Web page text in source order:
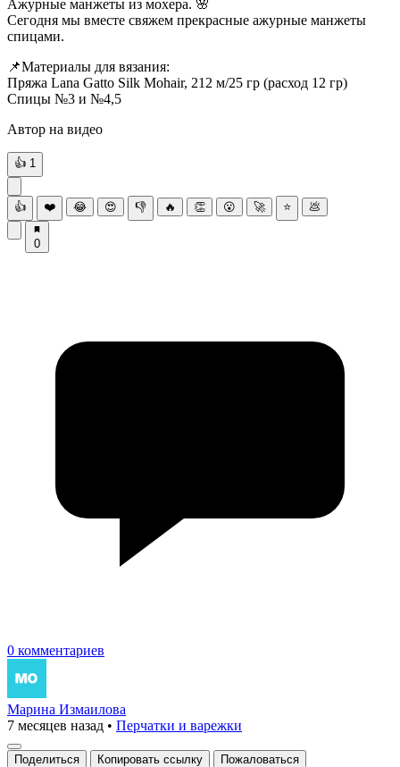
Ажурные манжеты из мохера. 🌸
Сегодня мы вместе свяжем прекрасные ажурные манжеты
спицами.
📌Материалы для вязания:
Пряжа Lana Gatto Silk Mohair, 212 м/25 гр (расход 12 гр)
Спицы №3 и №4,5
Автор на видео
👍 1
👍 ❤️ 😂 😍 👎 🔥 👏 😮 🚀 ⭐ 💩
0
0 комментариев
Марина Измаилова
7 месяцев назад • Перчатки и варежки
Поделиться Копировать ссылку Пожаловаться